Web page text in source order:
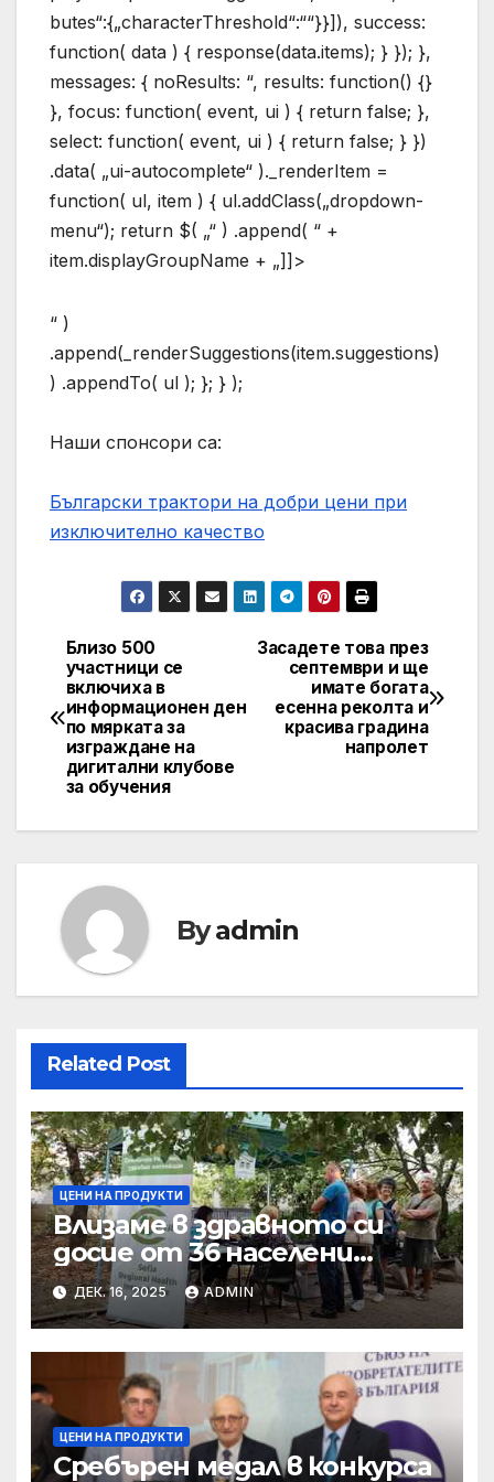
butes“:{„characterThreshold“:““}}]), success:
function( data ) { response(data.items); } }); },
messages: { noResults: “, results: function() {}
}, focus: function( event, ui ) { return false; },
select: function( event, ui ) { return false; } })
.data( „ui-autocomplete“ )._renderItem =
function( ul, item ) { ul.addClass(„dropdown-
menu“); return $( „“ ) .append( “ +
item.displayGroupName + „]]>
“ )
.append(_renderSuggestions(item.suggestions)
) .appendTo( ul ); }; } );
Наши спонсори са:
Български трактори на добри цени при
изключително качество
Навигация
Засадете това през
септември и ще
имате богата
есенна реколта и
красива градина
напролет
Близо 500
участници се
включиха в
информационен ден
по мярката за
изграждане на
дигитални клубове
за обучения
Byadmin
Related Post
ЦЕНИ НА ПРОДУКТИ
Влизаме в здравното си
досие от 36 населени
места • МЗ
ДЕК. 16, 2025 ADMIN
ЦЕНИ НА ПРОДУКТИ
Сребърен медал в конкурса